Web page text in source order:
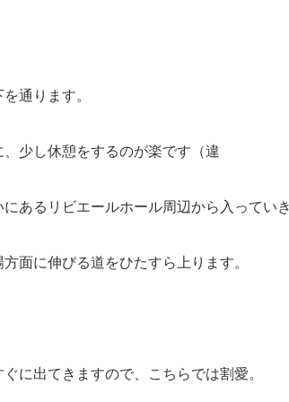
通ります。
少し休憩をするのが楽です（違
あるリビエールホール周辺から入っていき
面に伸びる道をひたすら上ります。
に出てきますので、こちらでは割愛。